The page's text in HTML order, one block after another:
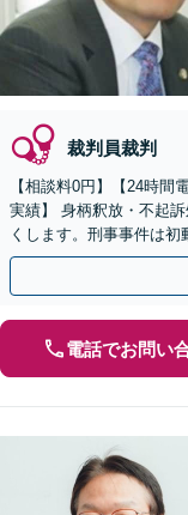
裁判員裁判
【相談料0円】【24時間
実績】 身柄釈放・不起
くします。刑事事件は
ったら一刻も早くお電話
電話でお問い